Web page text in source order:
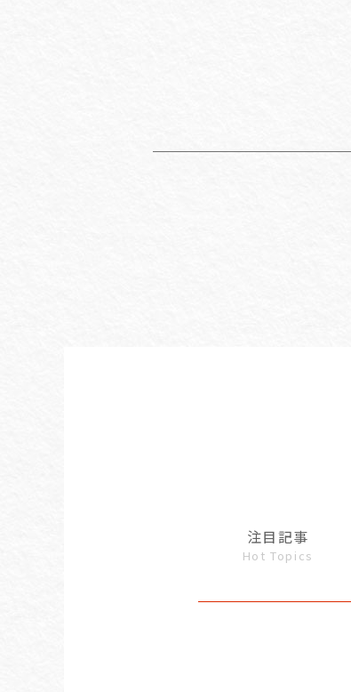
注目記事
Hot Topics